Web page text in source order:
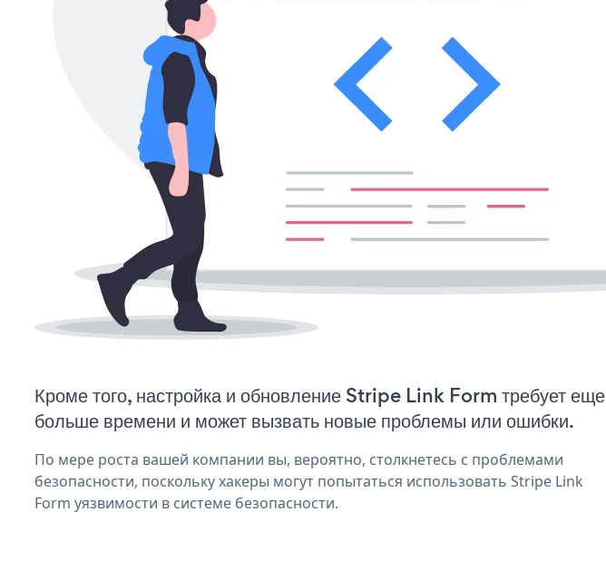
Кроме того, настройка и обновление Stripe Link Form требует еще
больше времени и может вызвать новые проблемы или ошибки.
По мере роста вашей компании вы, вероятно, столкнетесь с проблемами
безопасности, поскольку хакеры могут попытаться использовать Stripe Link
Form уязвимости в системе безопасности.